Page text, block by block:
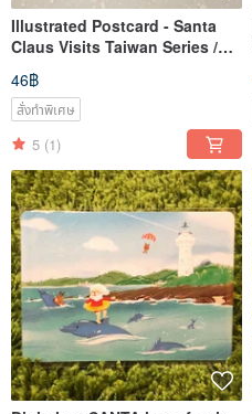
Illustrated Postcard - Santa
Claus Visits Taiwan Series /
Yilan Wooden Horse Castle
46฿
สั่งทำพิเศษ
5 (1)